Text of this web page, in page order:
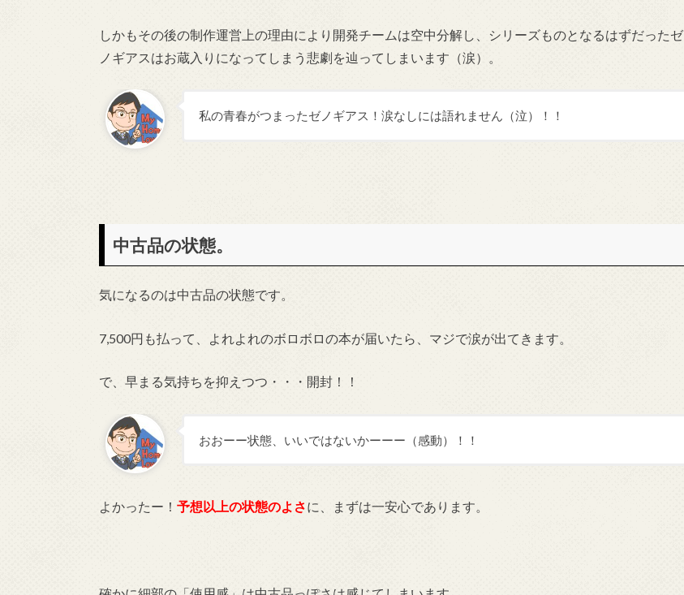
しかもその後の制作運営上の理由により開発チームは空中分解し、シリーズものとなるはずだったゼ
ノギアスはお蔵入りになってしまう悲劇を辿ってしまいます（涙）。
私の青春がつまったゼノギアス！涙なしには語れません（泣）！！
中古品の状態。
気になるのは中古品の状態です。
7,500円も払って、よれよれのボロボロの本が届いたら、マジで涙が出てきます。
で、早まる気持ちを抑えつつ・・・開封！！
おおーー状態、いいではないかーーー（感動）！！
よかったー！ 予想以上の状態のよさに、まずは一安心であります。